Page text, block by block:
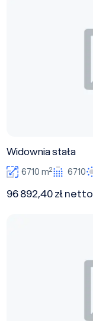
Widownia stała
6710 m2 6710
96 892,40 zł netto